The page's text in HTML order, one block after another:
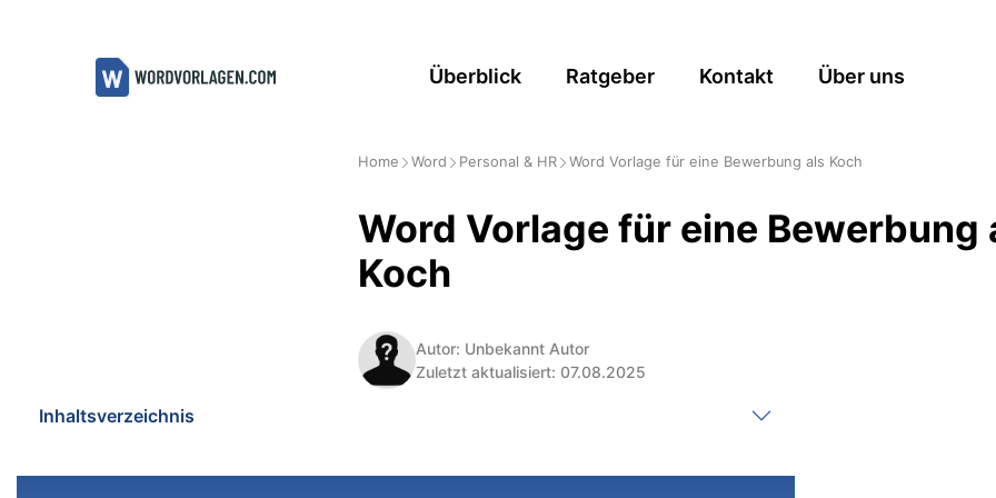
Überblick Ratgeber Kontakt Über uns
Home Word Personal & HR Word Vorlage für eine Bewerbung als Koch
Word Vorlage für eine Bewerbung
Koch
Autor: Unbekannt Autor
Zuletzt aktualisiert: 07.08.2025
Inhaltsverzeichnis